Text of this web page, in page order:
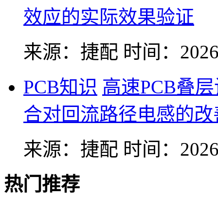
效应的实际效果验证
来源：捷配 时间：
PCB知识 高速PCB叠
合对回流路径电感的改
来源：捷配 时间：
热门推荐